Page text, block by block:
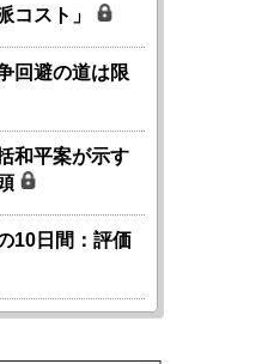
コスト」
回避の道は限
和平案が示す
10日間：評価